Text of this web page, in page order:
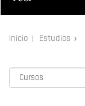
Inicio Estudios